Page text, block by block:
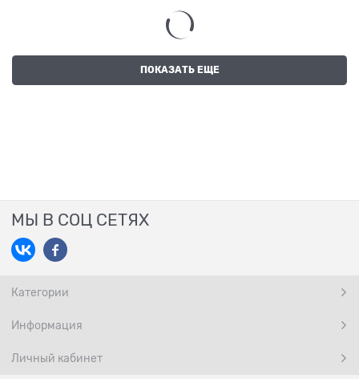
ПОКАЗАТЬ ЕЩЕ
МЫ В СОЦ СЕТЯХ
Категории
Информация
Личный кабинет